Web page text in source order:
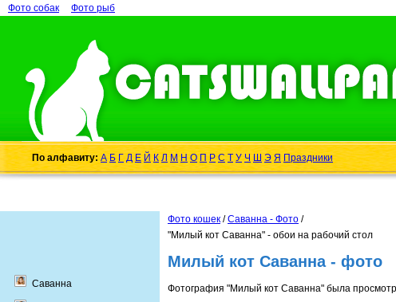
Фото собак Фото рыб
По алфавиту: А Б Г Д Е Й К Л М Н О П Р С Т У Ч Ш Э Я Праздники
Фото кошек /Саванна - Фото /
"Милый кот Саванна" - обои на рабочий стол
Милый кот Саванна - фото
Фотография "Милый кот Саванна" была
Саванна